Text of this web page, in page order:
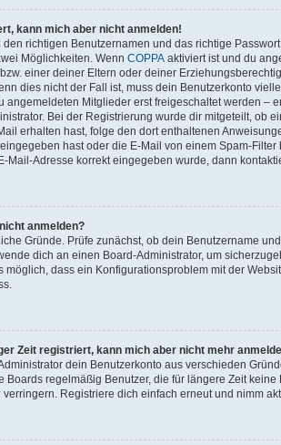
kann mich aber nicht anmelden!
den richtigen Benutzernamen und das richtige
Möglichkeiten. Wenn COPPA aktiviert ist und du
einer deiner Eltern oder deiner
dies nicht der Fall ist, muss dein Benutzerkonto
angemeldeten Mitglieder erst freigeschaltet werden –
Bei der Registrierung wurde dir mitgeteilt, ob
erhalten hast, folge den dort enthaltenen
hast oder die E-Mail von einem Spam-
Mail-Adresse korrekt eingegeben wurde, dann
anmelden?
Gründe. Prüfe zunächst, ob dein Benutzername
dich an einen Board-Administrator, um
möglich, dass ein Konfigurationsproblem mit der
Zeit registriert, kann mich aber nicht mehr
dein Benutzerkonto aus verschieden
Boards regelmäßig Benutzer, die für längere Zeit
Registriere dich einfach erneut und nimm